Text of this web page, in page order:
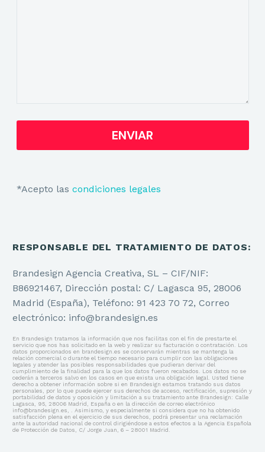
*Acepto las condiciones legales
RESPONSABLE DEL TRATAMIENTO DE DATOS:
Brandesign Agencia Creativa, SL – CIF/NIF:
B86921467, Dirección postal: C/ Lagasca 95, 28006
Madrid (España), Teléfono: 91 423 70 72, Correo
electrónico: info@brandesign.es
En Brandesign tratamos la información que nos facilitas con el fin de prestarte el
servicio que nos has solicitado en la web y realizar su facturación o contratación. Los
datos proporcionados en brandesign.es se conservarán mientras se mantenga la
relación comercial o durante el tiempo necesario para cumplir con las obligaciones
legales y atender las posibles responsabilidades que pudieran derivar del
cumplimiento de la finalidad para la que los datos fueron recabados. Los datos no se
cederán a terceros salvo en los casos en que exista una obligación legal. Usted tiene
derecho a obtener información sobre si en Brandesign estamos tratando sus datos
personales, por lo que puede ejercer sus derechos de acceso, rectificación, supresión y
portabilidad de datos y oposición y limitación a su tratamiento ante Brandesign: Calle
Lagasca, 95, 28006 Madrid, España o en la dirección de correo electrónico
info@brandesign.es, . Asimismo, y especialmente si considera que no ha obtenido
satisfacción plena en el ejercicio de sus derechos, podrá presentar una reclamación
ante la autoridad nacional de control dirigiéndose a estos efectos a la Agencia Española
de Protección de Datos, C/ Jorge Juan, 6 – 28001 Madrid.